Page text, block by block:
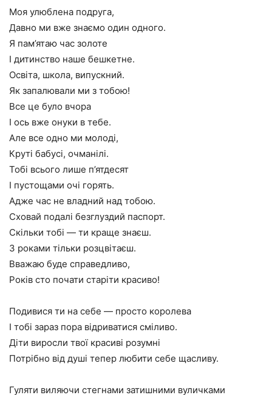
Моя улюблена подруга,
Давно ми вже знаємо один одного.
Я пам’ятаю час золоте
І дитинство наше бешкетне.
Освіта, школа, випускний.
Як запалювали ми з тобою!
Все це було вчора
І ось вже онуки в тебе.
Але все одно ми молоді,
Круті бабусі, очманілі.
Тобі всього лише п’ятдесят
І пустощами очі горять.
Адже час не владний над тобою.
Сховай подалі безглуздий паспорт.
Скільки тобі — ти краще знаєш.
З роками тільки розцвітаєш.
Вважаю буде справедливо,
Років сто почати старіти красиво!
Подивися ти на себе — просто королева
І тобі зараз пора відриватися сміливо.
Діти виросли твої красиві розумні
Потрібно від душі тепер любити себе щасливу.
Гуляти виляючи стегнами затишними вуличками